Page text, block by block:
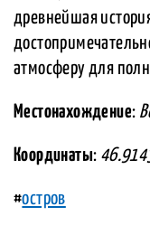
древнейшая
атмосферу для
Местонахождение:
Координаты:
#остров